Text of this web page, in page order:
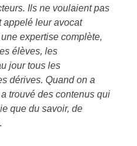
Ils ne voulaient pas
appelé leur avocat
expertise complète,
élèves, les
jour tous les
dérives. Quand on a
trouvé des contenus qui
que du savoir, de